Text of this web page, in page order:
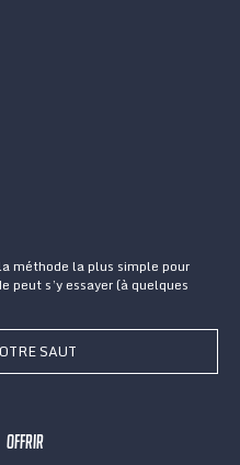
méthode la plus simple pour
peut s’y essayer (à quelques
SAUT
Offrir